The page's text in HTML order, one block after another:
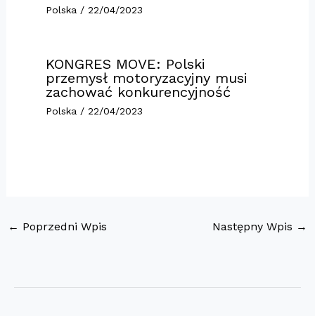
Polska / 22/04/2023
KONGRES MOVE: Polski
przemysł motoryzacyjny musi
zachować konkurencyjność
Polska / 22/04/2023
← Poprzedni Wpis Następny Wpis →